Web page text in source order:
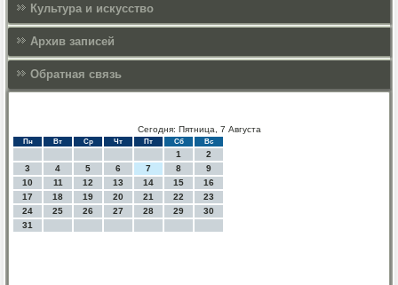
Культура и искусcтво
Архив записей
Обратная связь
Сегодня: Пятница, 7 Августа
Пн Вт Ср Чт Пт Сб Вс
1
2
3
4 5 6 7 8
9
10
11 12 13 14 15
16
17
18 19 20 21 22
23
24
25 26 27 28 29
30
31